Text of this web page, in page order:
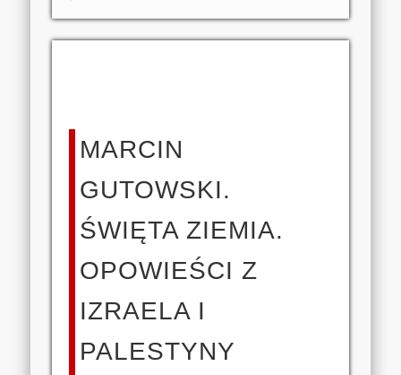
MARCIN
GUTOWSKI.
ŚWIĘTA ZIEMIA.
OPOWIEŚCI Z
IZRAELA I
PALESTYNY